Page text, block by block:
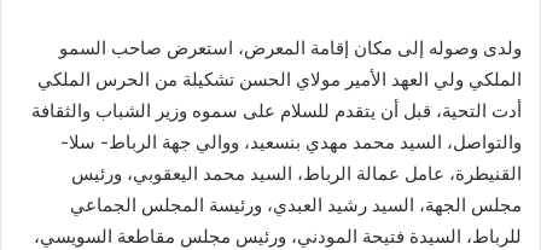
ولدى وصوله إلى مكان إقامة المعرض، استعرض صاحب السمو
الملكي ولي العهد الأمير مولاي الحسن تشكيلة من الحرس الملكي
أدت التحية، قبل أن يتقدم للسلام على سموه وزير الشباب والثقافة
والتواصل، السيد محمد مهدي بنسعيد، ووالي جهة الرباط- سلا-
القنيطرة، عامل عمالة الرباط، السيد محمد اليعقوبي، ورئيس
مجلس الجهة، السيد رشيد العبدي، ورئيسة المجلس الجماعي
للرباط، السيدة فتيحة المودني، ورئيس مجلس مقاطعة السويسي،